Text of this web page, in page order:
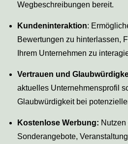
Wegbeschreibungen bereit.
Kundeninteraktion:
Bewertungen zu hinterlassen,
Ihrem Unternehmen zu
Vertrauen und
aktuelles Unternehmensprofil
Glaubwürdigkeit bei
Kostenlose Werbung:
Sonderangebote,